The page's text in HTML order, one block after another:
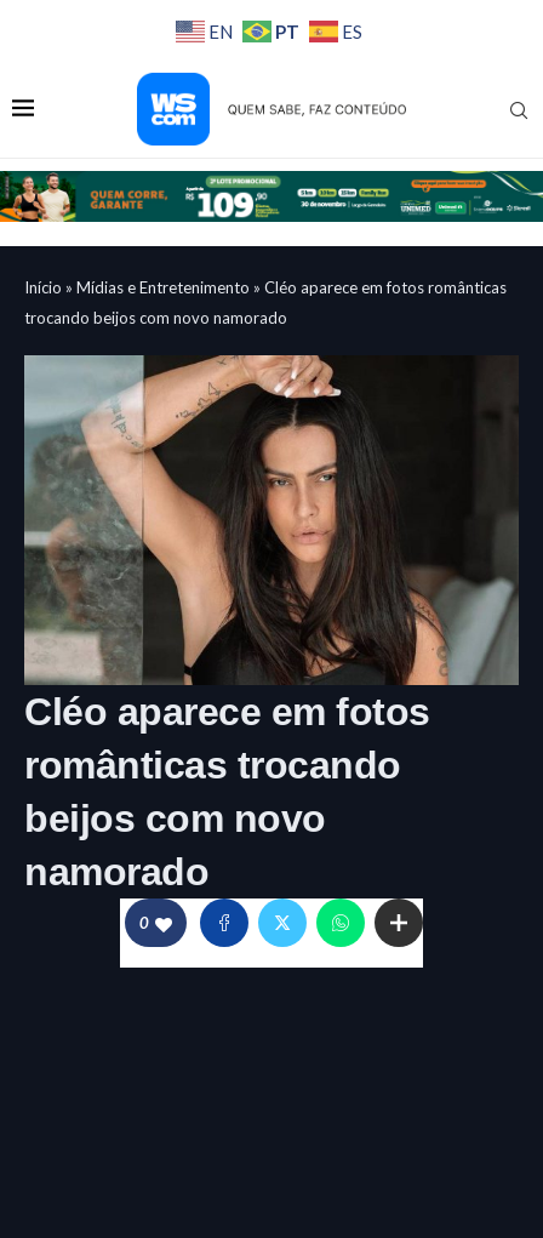
EN PT ES
Início » Mídias e Entretenimento » Cléo aparece em fotos românticas
trocando beijos com novo namorado
Cléo aparece em fotos
românticas trocando
beijos com novo
namorado
0